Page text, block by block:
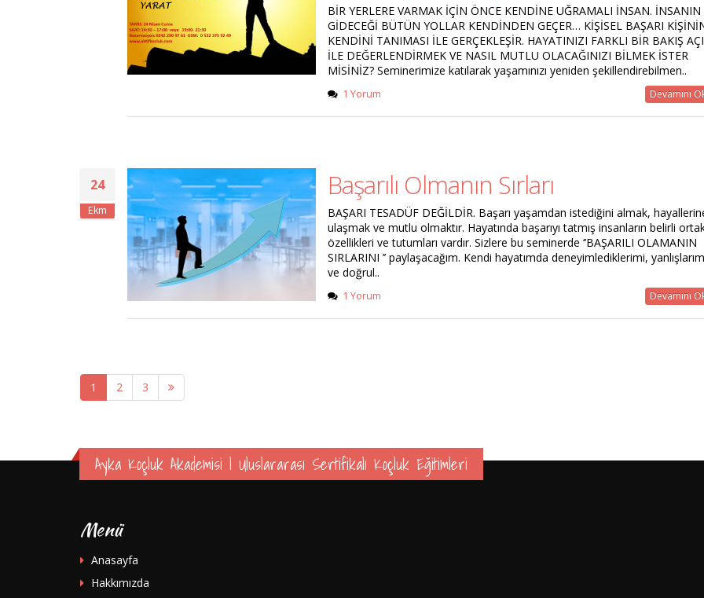
BİR YERLERE VARMAK İÇİN ÖNCE KENDİNE UĞRAMALI İNSAN. İNSANIN
GİDECEĞİ BÜTÜN YOLLAR KENDİNDEN GEÇER… KİŞİSEL BAŞARI
KENDİNİ TANIMASI İLE GERÇEKLEŞİR. HAYATINIZI FARKLI BİR BAKIŞ
İLE DEĞERLENDİRMEK VE NASIL MUTLU OLACAĞINIZI BİLMEK İSTER
MİSİNİZ? Seminerimize katılarak yaşamınızı yeniden şekillendirebilmen..
1 Yorum Devamını
24
Ekm
Başarılı Olmanın Sırları
BAŞARI TESADÜF DEĞİLDİR. Başarı yaşamdan istediğini almak,
ulaşmak ve mutlu olmaktır. Hayatında başarıyı tatmış insanların belirli
özellikleri ve tutumları vardır. Sizlere bu seminerde ‘’BAŞARILI OLAMANIN
SIRLARINI ’’ paylaşacağım. Kendi hayatımda deneyimlediklerimi, yanlışlarım
ve doğrul..
1 Yorum Devamını
1 2 3
Ayka Koçluk Akademisi | Uluslararası Sertifikalı Koçluk Eğitimleri
Menü
Anasayfa
Hakkımızda